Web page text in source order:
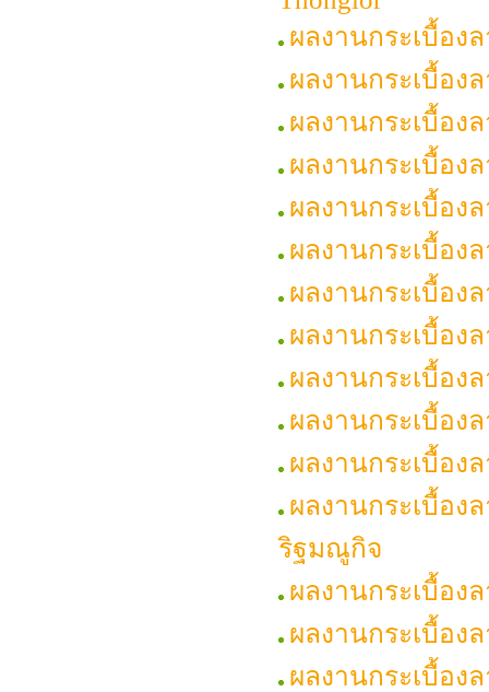
ผลงานกระเบื้อง
ผลงานกระเบื้อ
ผลงานกระเบื้อง
ผลงานกระเบื้อง
ผลงานกระเบื้อง
ผลงานกระเบื้อ
ผลงานกระเบื้อ
ผลงานกระเบื้อง
ผลงานกระเบื้อ
ผลงานกระเบื้อง
ผลงานกระเบื้อง
ผลงานกระเบื้อง
ริฐมณูกิจ
ผลงานกระเบื้อง
ผลงานกระเบื้อง
ผลงานกระเบื้อง